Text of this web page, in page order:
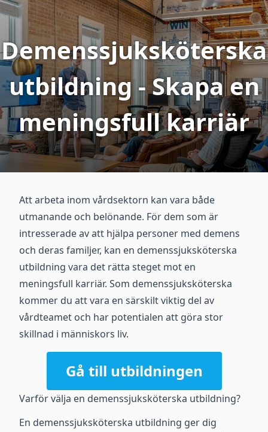
Demenssjuksköterska
utbildning - Skapa en
meningsfull karriär
Att arbeta inom vårdsektorn kan vara både
utmanande och belönande. För dem som är
intresserade av att hjälpa personer med demens
och deras familjer, kan en demenssjuksköterska
utbildning vara det rätta steget mot en
meningsfull karriär. Som demenssjuksköterska
kommer du att vara en särskilt viktig del av
vårdteamet och har potentialen att göra stor
skillnad i människors liv.
Gå till utbildningen
Varför välja en demenssjuksköterska utbildning?
En demenssjuksköterska utbildning ger dig